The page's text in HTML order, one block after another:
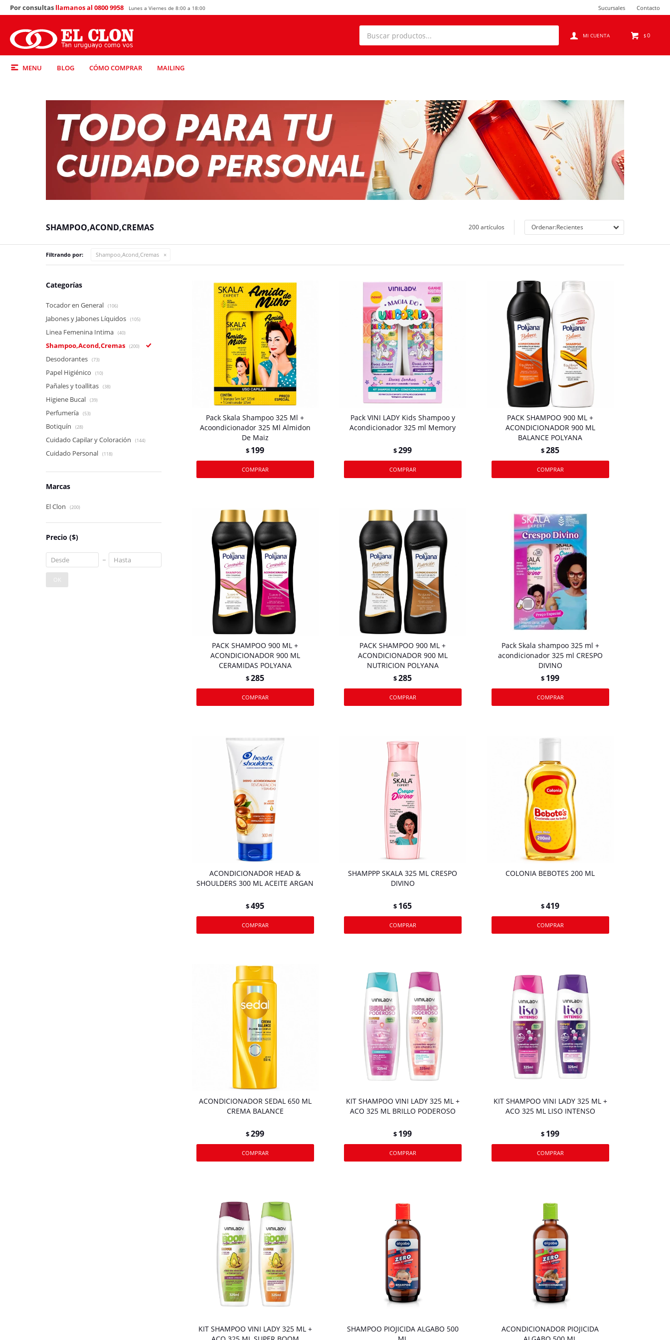
MENU BLOG CÓMO COMPRAR MAILING
$0
Por consultas llamanos al 0800 9958 Lunes a Viernes de 8:00 a 18:00 Sucursales Contacto
SHAMPOO,ACOND,CREMAS 200 artículos Recientes
Filtrando por: Shampoo,Acond,Cremas
Pack Skala Shampoo 325 Ml +
Acoondicionador 325 Ml Almidon
De Maiz
$ 199
Pack VINI LADY Kids Shampoo y
Acondicionador 325 ml Memory
$299
PACK SHAMPOO 900 ML +
ACONDICIONADOR 900 ML
BALANCE POLYANA
$285
PACK SHAMPOO 900 ML +
ACONDICIONADOR 900 ML
CERAMIDAS POLYANA
$285
PACK SHAMPOO 900 ML +
ACONDICIONADOR 900 ML
NUTRICION POLYANA
$285
Pack Skala shampoo 325 ml +
acondicionador 325 ml CRESPO
DIVINO
$ 199
ACONDICIONADOR HEAD &
SHOULDERS 300 ML ACEITE ARGAN
$495
SHAMPPP SKALA 325 ML CRESPO
DIVINO
$ 165
COLONIA BEBOTES 200 ML
$419
ACONDICIONADOR SEDAL 650 ML
CREMA BALANCE
$299
KIT SHAMPOO VINI LADY 325 ML +
ACO 325 ML BRILLO PODEROSO
$ 199
KIT SHAMPOO VINI LADY 325 ML +
ACO 325 ML LISO INTENSO
$ 199
KIT SHAMPOO VINI LADY 325 ML +
SHAMPOO PIOJICIDA ALGABO 500
ACONDICIONADOR PIOJICIDA
Categorías
Tocador en General (106)
Jabones y Jabones Líquidos (105)
Linea Femenina Intima (40)
Shampoo,Acond,Cremas (200)
Desodorantes (73)
Papel Higiénico (10)
Pañales y toallitas (38)
Higiene Bucal (39)
Perfumería (53)
Botiquín (28)
Cuidado Capilar y Coloración (144)
Cuidado Personal (118)
Marcas
El Clon (200)
Precio ($)
OK